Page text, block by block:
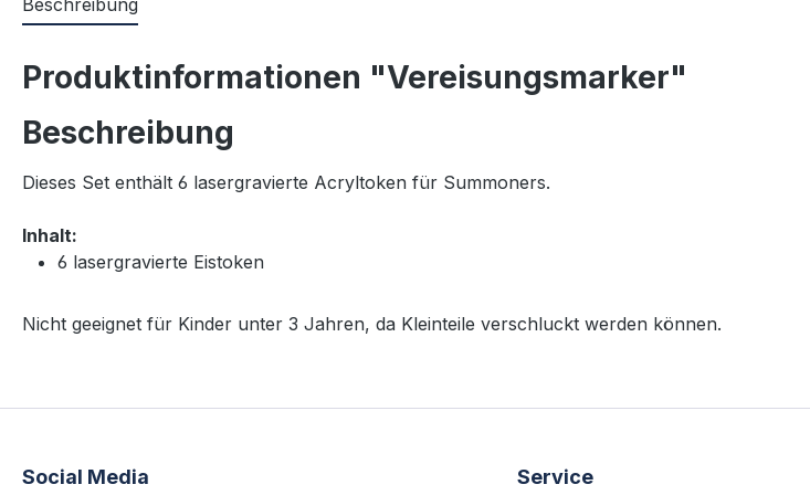
Beschreibung
Produktinformationen "Vereisungsmarker"
Beschreibung
Dieses Set enthält 6 lasergravierte Acryltoken für Summoners.
Inhalt:
6 lasergravierte Eistoken
Nicht geeignet für Kinder unter 3 Jahren, da Kleinteile verschluckt werden können.
Social Media Service